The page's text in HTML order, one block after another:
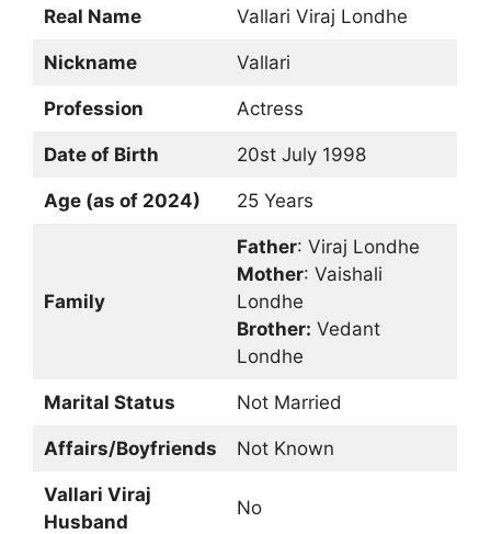
Real Name Vallari Viraj Londhe
Nickname Vallari
Profession Actress
Date of Birth 20st July 1998
Age (as of 2024) 25 Years
Family
Father: Viraj Londhe
Mother: Vaishali
Londhe
Brother: Vedant
Londhe
Marital Status Not Married
Affairs/Boyfriends Not Known
Vallari Viraj
Husband
No